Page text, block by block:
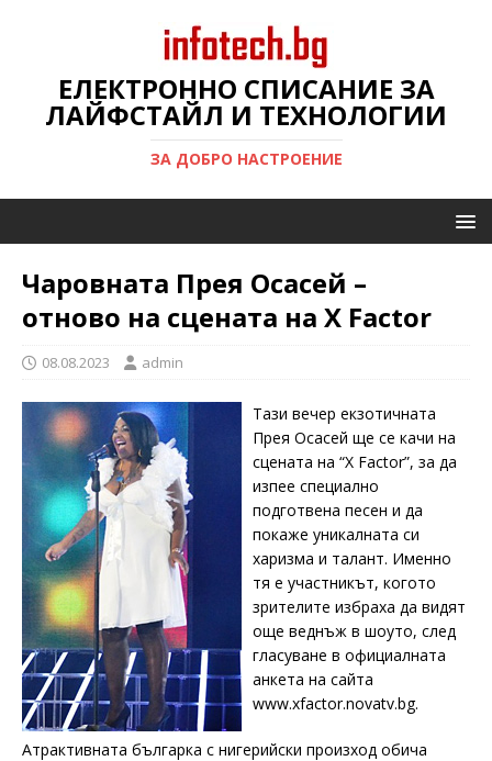
ЕЛЕКТРОННО СПИСАНИЕ ЗА
ЛАЙФСТАЙЛ И ТЕХНОЛОГИИ
ЗА ДОБРО НАСТРОЕНИЕ
Чаровната Прея Осасей –
отново на сцената на X Factor
08.08.2023 admin
Тази вечер екзотичната
Прея Осасей ще се качи на
сцената на “X Factor”, за да
изпее специално
подготвена песен и да
покаже уникалната си
харизма и талант. Именно
тя е участникът, когото
зрителите избраха да видят
още веднъж в шоуто, след
гласуване в официалната
анкета на сайта
www.xfactor.novatv.bg.
Атрактивната българка с нигерийски произход обича